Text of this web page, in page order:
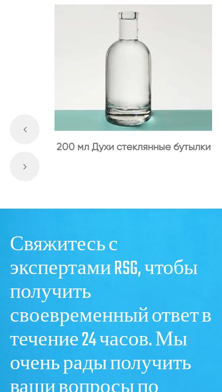
200 мл Духи стеклянные бутылки
Свяжитесь с
экспертами RSG, чтобы
получить
своевременный ответ в
течение 24 часов. Мы
очень рады получить